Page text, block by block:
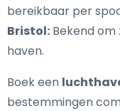
bereikbaar per
Bristol: Bekend
haven.
Boek een
bestemmingen